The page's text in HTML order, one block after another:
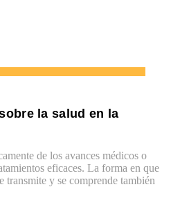
la salud en la
de los avances médicos o
eficaces. La forma en que
transmite y se comprende también